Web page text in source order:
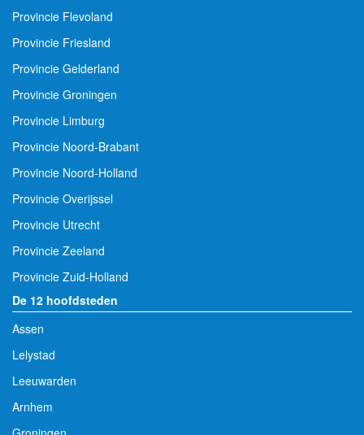
Provincie Flevoland
Provincie Friesland
Provincie Gelderland
Provincie Groningen
Provincie Limburg
Provincie Noord-Brabant
Provincie Noord-Holland
Provincie Overijssel
Provincie Utrecht
Provincie Zeeland
Provincie Zuid-Holland
De 12 hoofdsteden
Assen
Lelystad
Leeuwarden
Arnhem